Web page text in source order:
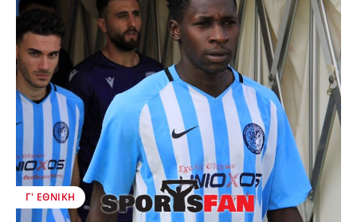
Γ' ΕΘΝΙΚΉ